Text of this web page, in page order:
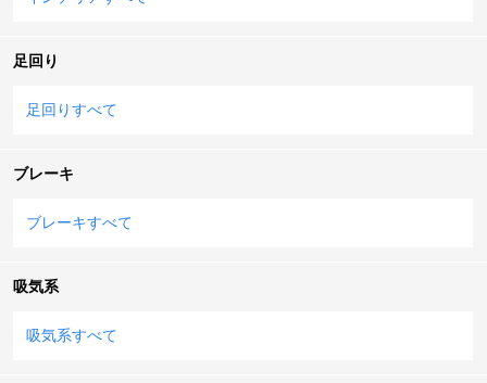
足回り
足回りすべて
ブレーキ
ブレーキすべて
吸気系
吸気系すべて